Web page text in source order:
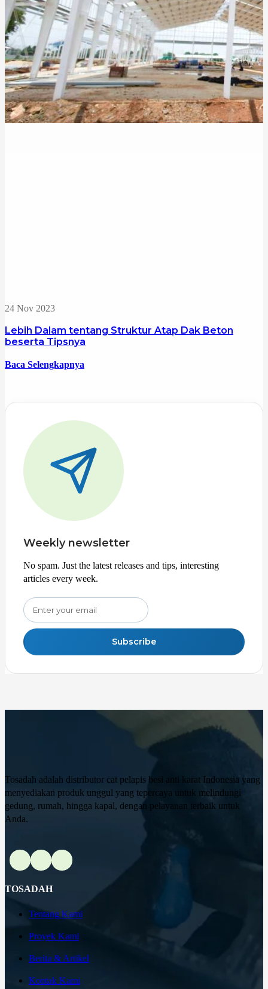
24 Nov 2023
Lebih Dalam tentang Struktur Atap Dak Beton
beserta Tipsnya
Baca Selengkapnya
Weekly newsletter
No spam. Just the latest releases and tips, interesting
articles every week.
Subscribe
Tosadah adalah distributor cat pelapis besi anti karat Indonesia yang
menyediakan produk unggul yang tepercaya untuk melindungi
gedung, rumah, hingga kapal, dengan pelayanan terbaik untuk
Anda.
TOSADAH
Tentang Kami
Proyek Kami
Berita & Artikel
Kontak Kami